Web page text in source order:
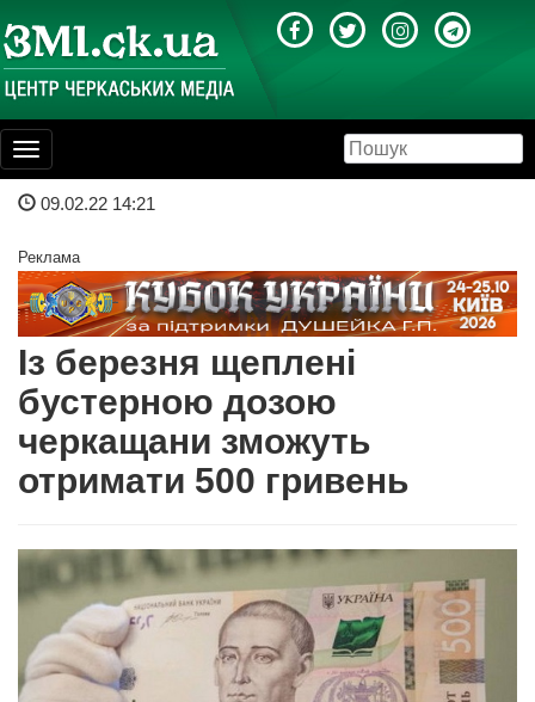
Toggle
navigation
09.02.22 14:21
Реклама
Із березня щеплені
бустерною дозою
черкащани зможуть
отримати 500 гривень